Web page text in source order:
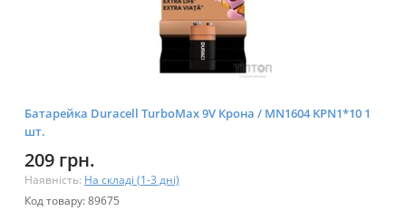
Батарейка Duracell TurboMax 9V Крона / MN1604 KPN1*10 1
шт.
209 грн.
Наявність: На складі (1-3 дні)
Код товару: 89675